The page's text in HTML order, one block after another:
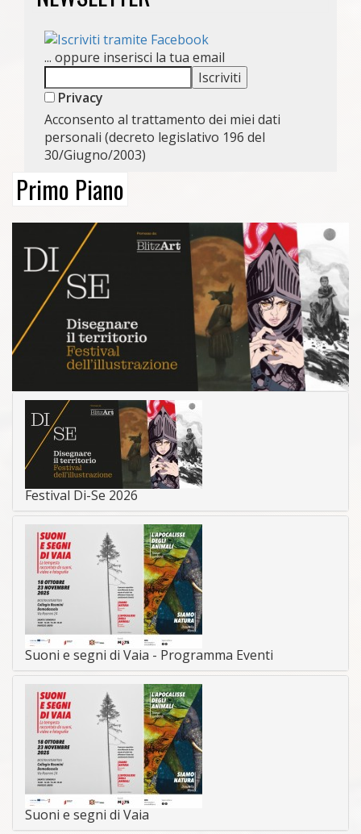
... oppure inserisci la tua email
Privacy
Acconsento al trattamento dei miei dati
personali (decreto legislativo 196 del
30/Giugno/2003)
Primo Piano
Festival Di-Se 2026
Suoni e segni di Vaia - Programma Eventi
Suoni e segni di Vaia